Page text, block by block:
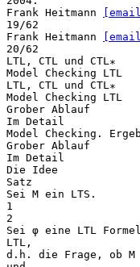
Frank Heitmann
19/62
Frank Heitmann
20/62
LTL, CTL und CTL∗
Model Checking LTL
LTL, CTL und CTL∗
Model Checking LTL
Grober Ablauf
Im Detail
Model Checking.
Grober Ablauf
Im Detail
Die Idee
Satz
Sei M ein LTS.
1
2
Sei φ eine LTL
LTL,
d.h. die Frage, ob